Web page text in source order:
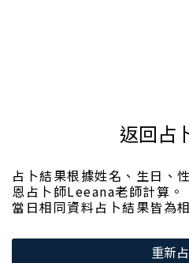
返回占
占卜結果根據姓名、生日、
恩占卜師Leeana老師計算。
當日相同資料占卜結果皆為
重新